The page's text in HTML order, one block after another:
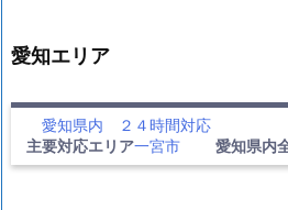
愛知エリア
愛知県内 ２４時間対応
主要対応エリア一宮市 愛知県内